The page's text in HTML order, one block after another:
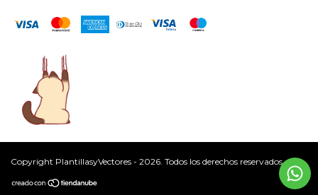
Copyright PlantillasyVectores - 2026. Todos los derechos reservados.